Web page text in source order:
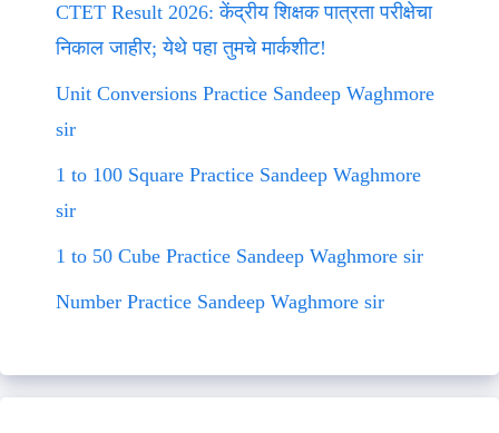
CTET Result 2026: केंद्रीय शिक्षक पात्रता परीक्षेचा
निकाल जाहीर; येथे पहा तुमचे मार्कशीट!
Unit Conversions Practice Sandeep Waghmore
sir
1 to 100 Square Practice Sandeep Waghmore
sir
1 to 50 Cube Practice Sandeep Waghmore sir
Number Practice Sandeep Waghmore sir